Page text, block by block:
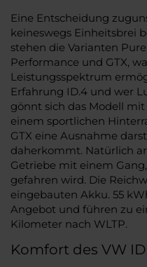
Eine Entscheidung
keineswegs Einheitsbrei
stehen die Varianten
Performance und GTX,
Leistungsspektrum
Erfahrung ID.4 und wer
gönnt sich das Modell
einem sportlichen
GTX eine Ausnahme
daherkommt. Natürlich
Getriebe mit einem
gefahren wird. Die
eingebauten Akku. 55
Angebot und führen zu
Kilometer nach WLTP.
Komfort des VW